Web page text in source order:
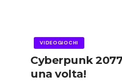
VIDEOGIOCHI
Cyberpunk
una volta!